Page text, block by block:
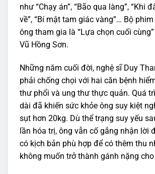
như “Chạy án”, “Bão qua làng”, “Khi
về”, “Bí mật tam giác vàng”… Bộ
ông tham gia là “Lựa chọn cuối
Vũ Hồng Sơn.
Những năm cuối đời, nghệ sĩ Duy
phải chống chọi với hai căn bệnh
thư phổi và ung thư thực quản. Quá
dài đã khiến sức khỏe ông suy kiệt
sụt hơn 20kg. Dù thể trạng suy yếu
lần hóa trị, ông vẫn cố gắng nhận lời
có kịch bản phù hợp để có thêm thu
không muốn trở thành gánh nặng